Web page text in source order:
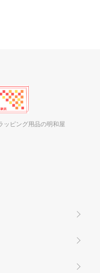
ッピング用品の明和屋